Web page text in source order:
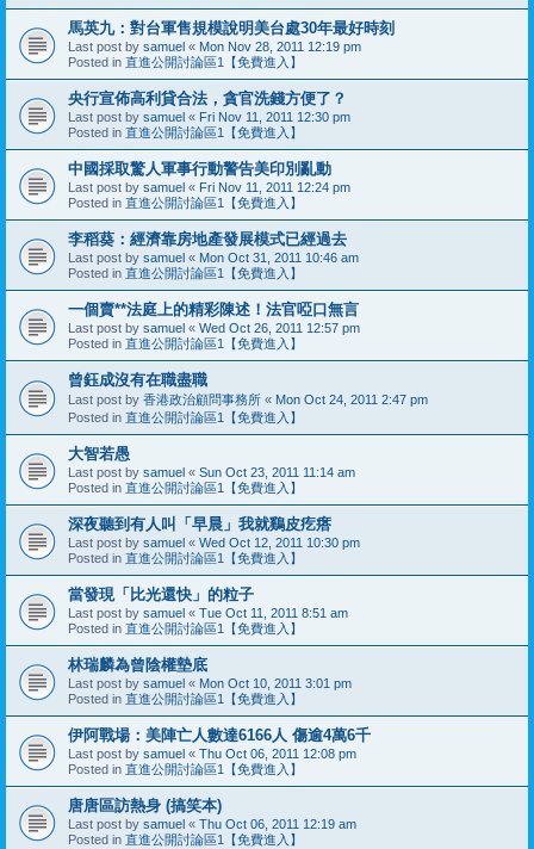
馬英九：對台軍售規模說明美台處30年最好時刻
Last post by samuel « Mon Nov 28, 2011 12:19 pm
Posted in 直進公開討論區1【免費進入】
央行宣佈高利貸合法，貪官洗錢方便了？
Last post by samuel « Fri Nov 11, 2011 12:30 pm
Posted in 直進公開討論區1【免費進入】
中國採取驚人軍事行動警告美印別亂動
Last post by samuel « Fri Nov 11, 2011 12:24 pm
Posted in 直進公開討論區1【免費進入】
李稻葵：經濟靠房地產發展模式已經過去
Last post by samuel « Mon Oct 31, 2011 10:46 am
Posted in 直進公開討論區1【免費進入】
一個賣**法庭上的精彩陳述！法官啞口無言
Last post by samuel « Wed Oct 26, 2011 12:57 pm
Posted in 直進公開討論區1【免費進入】
曾鈺成沒有在職盡職
Last post by 香港政治顧問事務所 « Mon Oct 24, 2011 2:47 pm
Posted in 直進公開討論區1【免費進入】
大智若愚
Last post by samuel « Sun Oct 23, 2011 11:14 am
Posted in 直進公開討論區1【免費進入】
深夜聽到有人叫「早晨」我就鷄皮疙瘩
Last post by samuel « Wed Oct 12, 2011 10:30 pm
Posted in 直進公開討論區1【免費進入】
當發現「比光還快」的粒子
Last post by samuel « Tue Oct 11, 2011 8:51 am
Posted in 直進公開討論區1【免費進入】
林瑞麟為曾陰權墊底
Last post by samuel « Mon Oct 10, 2011 3:01 pm
Posted in 直進公開討論區1【免費進入】
伊阿戰場：美陣亡人數達6166人 傷逾4萬6千
Last post by samuel « Thu Oct 06, 2011 12:08 pm
Posted in 直進公開討論區1【免費進入】
唐唐區訪熱身 (搞笑本)
Last post by samuel « Thu Oct 06, 2011 12:19 am
Posted in 直進公開討論區1【免費進入】